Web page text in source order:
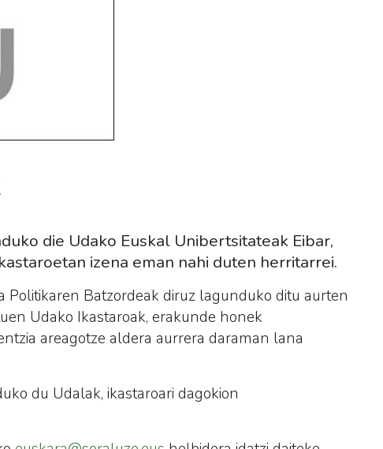
die Udako Euskal Unibertsitateak Eibar,
izena eman nahi duten herritarrei.
Politikaren Batzordeak diruz lagunduko ditu aurten
Udako Ikastaroak, erakunde honek
areagotze aldera aurrera daraman lana
du Udalak, ikastaroari dagokion